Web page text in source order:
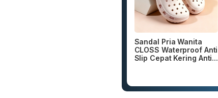
Sandal Pria Wanita
CLOSS Waterproof Anti
Slip Cepat Kering Anti...